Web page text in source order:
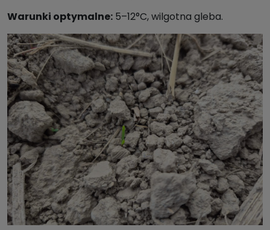
Warunki optymalne: 5–12°C, wilgotna gleba.